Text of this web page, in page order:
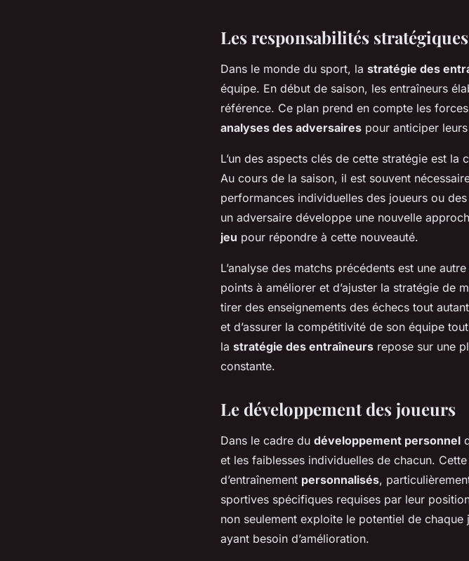
Les responsabilités
Dans le monde du sport, la stratégie des
équipe. En début de saison, les entraîneurs
référence. Ce plan prend en compte les
analyses des adversaires pour anticiper
L’un des aspects clés de cette stratégie est
Au cours de la saison, il est souvent
performances individuelles des joueurs ou
un adversaire développe une nouvelle
jeu pour répondre à cette nouveauté.
L’analyse des matchs précédents est une
points à améliorer et d’ajuster la stratégie de
tirer des enseignements des échecs tout
et d’assurer la compétitivité de son équipe
la stratégie des entraîneurs repose sur une
constante.
Le développement des joueurs
Dans le cadre du développement personnel
et les faiblesses individuelles de chacun.
d’entraînement personnalisés,
sportives spécifiques requises par leur
non seulement exploite le potentiel de
ayant besoin d’amélioration.